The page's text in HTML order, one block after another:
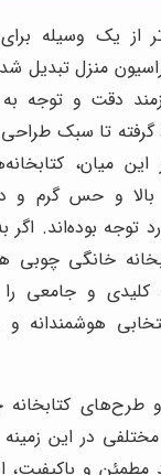
از یک وسیله
منزل تبدیل
دقت و توجه
تا سبک
این میان،
بالا و حس گرم و
توجه بوده‌اند. اگر
خانگی چوبی
و جامعی را
طرح‌های
در این زمینه
و باکیفیت،